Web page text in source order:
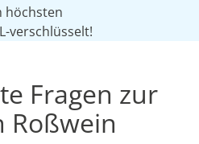
höchsten
verschlüsselt!
Fragen zur
Roßwein